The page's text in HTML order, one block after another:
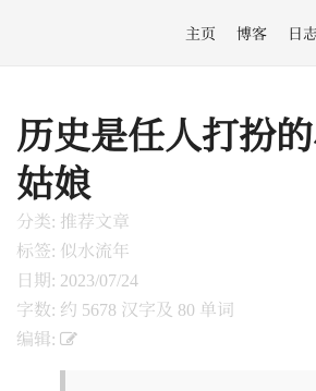
主页 博客 日
历史是任人打扮
姑娘
分类: 推荐文章
标签: 似水流年
日期: 2023/07/24
字数: 约 5678 汉字及 80 单词
编辑: